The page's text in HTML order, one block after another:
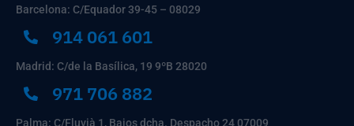
Barcelona: C/Equador 39-45 – 08029
914 061 601
Madrid: C/de la Basílica, 19 9ºB 28020
971 706 882
Palma: C/Fluvià 1, Bajos dcha. Despacho 24 07009